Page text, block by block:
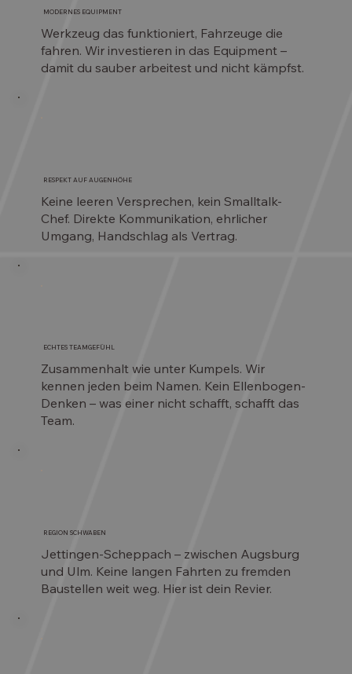
MODERNES EQUIPMENT
Werkzeug das funktioniert, Fahrzeuge die
fahren. Wir investieren in das Equipment –
damit du sauber arbeitest und nicht kämpfst.
RESPEKT AUF AUGENHÖHE
Keine leeren Versprechen, kein Smalltalk-
Chef. Direkte Kommunikation, ehrlicher
Umgang, Handschlag als Vertrag.
ECHTES TEAMGEFÜHL
Zusammenhalt wie unter Kumpels. Wir
kennen jeden beim Namen. Kein Ellenbogen-
Denken – was einer nicht schafft, schafft das
Team.
REGION SCHWABEN
Jettingen-Scheppach – zwischen Augsburg
und Ulm. Keine langen Fahrten zu fremden
Baustellen weit weg. Hier ist dein Revier.